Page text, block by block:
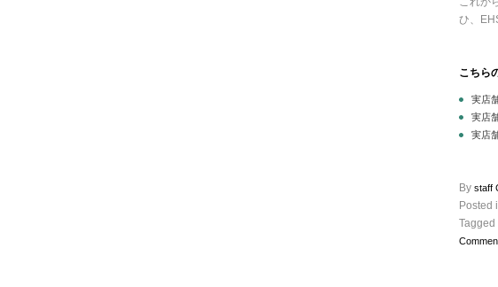
ひ、
こちら
実店
実店
実店
By staff
Posted
Tagged